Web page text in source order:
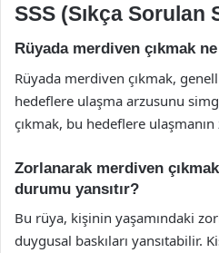
SSS (Sıkça Sorulan
Rüyada merdiven çıkmak
Rüyada merdiven çıkmak,
hedeflere ulaşma arzusunu
çıkmak, bu hedeflere
Zorlanarak merdiven
durumu yansıtır?
Bu rüya, kişinin yaşamındaki
duygusal baskıları yansıtabilir.